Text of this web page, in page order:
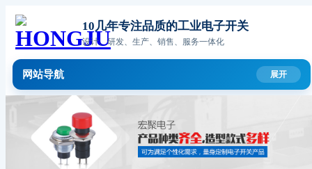
10几年专注品质的工业电子开关
设计、研发、生产、销售、服务一体化
网站导航